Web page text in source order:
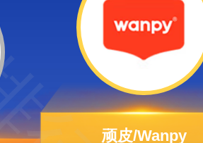
顽皮/Wanpy